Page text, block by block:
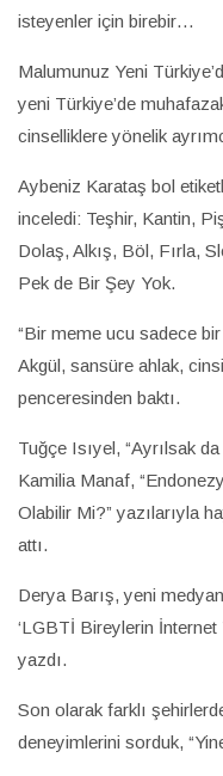
isteyenler için birebir…
Malumunuz Yeni
yeni Türkiye’de
cinselliklere yönelik
Aybeniz Karataş bol
inceledi: Teşhir, Kantin,
Dolaş, Alkış, Böl, Fırla,
Pek de Bir Şey Yok.
“Bir meme ucu sadece
Akgül, sansüre ahlak,
penceresinden baktı.
Tuğçe Isıyel, “Ayrılsak
Kamilia Manaf,
Olabilir Mi?” yazılarıyla
attı.
Derya Barış, yeni
‘LGBTİ Bireylerin
yazdı.
Son olarak farklı
deneyimlerini sorduk,